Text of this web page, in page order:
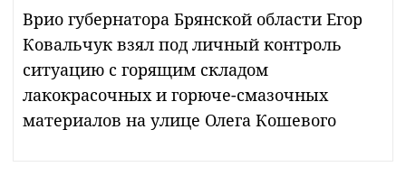
Врио губернатора Брянской области Егор
Ковальчук взял под личный контроль
ситуацию с горящим складом
лакокрасочных и горюче-смазочных
материалов на улице Олега Кошевого